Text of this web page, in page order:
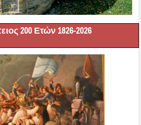
200 Ετών 1826-2026